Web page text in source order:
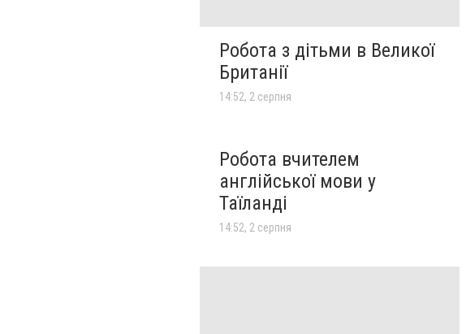
Робота з дітьми в Великої
Британії
14:52, 2 серпня
Робота вчителем
англійської мови у
Таїланді
14:52, 2 серпня